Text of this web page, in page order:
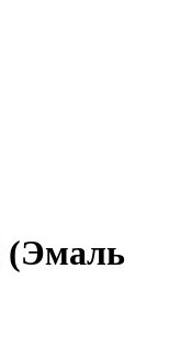
(Эмаль